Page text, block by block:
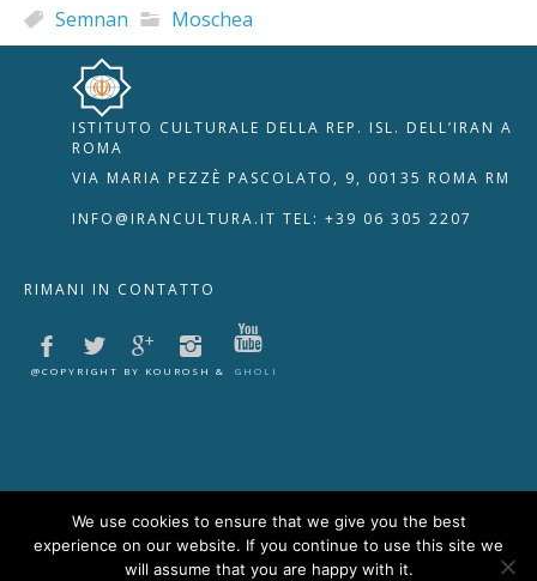
Semnan Moschea
ISTITUTO CULTURALE DELLA REP. ISL. DELL’IRAN A
ROMA
VIA MARIA PEZZÈ PASCOLATO, 9, 00135 ROMA RM
INFO@IRANCULTURA.IT TEL: +39 06 305 2207
RIMANI IN CONTATTO
@COPYRIGHT BY KOUROSH & GHOLI
We use cookies to ensure that we give you the best
experience on our website. If you continue to use this site we
will assume that you are happy with it.
RIPRISTINA 🇮🇹 🇬🇧
Disattiva Immagini
Evidenzia Link
Lettura Vocale
Leggi